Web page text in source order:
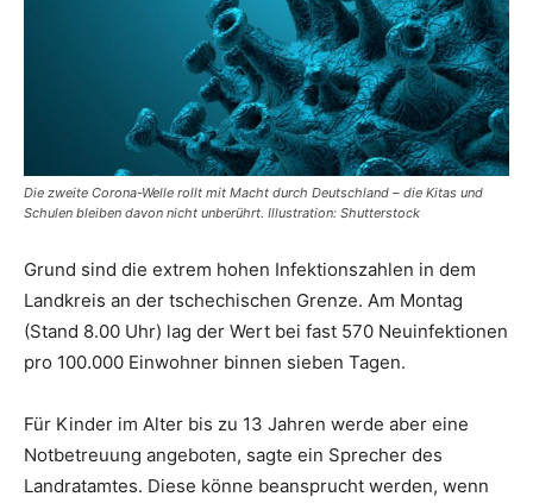
Die zweite Corona-Welle rollt mit Macht durch Deutschland – die Kitas und
Schulen bleiben davon nicht unberührt. Illustration: Shutterstock
Grund sind die extrem hohen Infektionszahlen in dem
Landkreis an der tschechischen Grenze. Am Montag
(Stand 8.00 Uhr) lag der Wert bei fast 570 Neuinfektionen
pro 100.000 Einwohner binnen sieben Tagen.
Für Kinder im Alter bis zu 13 Jahren werde aber eine
Notbetreuung angeboten, sagte ein Sprecher des
Landratamtes. Diese könne beansprucht werden, wenn